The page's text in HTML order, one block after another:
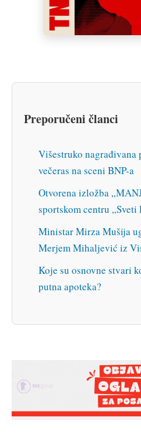
Preporučeni članci
Višestruko nagrađivana
večeras na sceni BNP-a
Otvorena izložba
sportskom centru „Sveti
Ministar Mirza Mušija
Merjem Mihaljević iz
Koje su osnovne stvari
putna apoteka?